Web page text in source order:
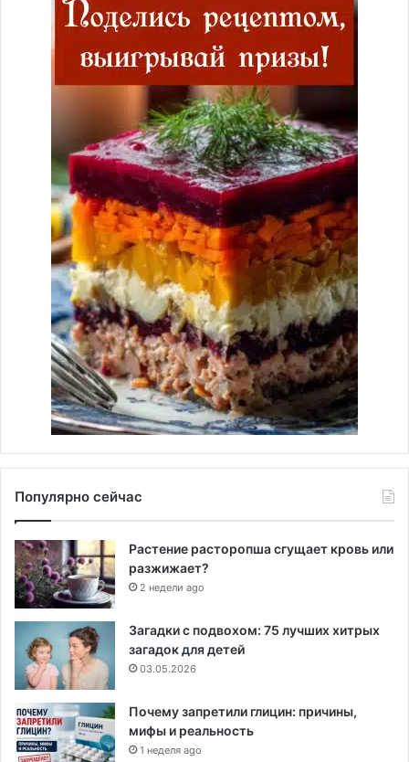
Популярно сейчас
Растение расторопша сгущает кровь или
разжижает?
2 недели ago
Загадки с подвохом: 75 лучших хитрых
загадок для детей
03.05.2026
Почему запретили глицин: причины,
мифы и реальность
1 неделя ago